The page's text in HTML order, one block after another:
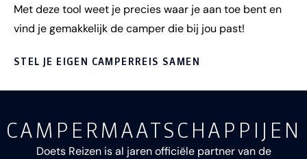
Met deze tool weet je precies waar je aan toe bent en
vind je gemakkelijk de camper die bij jou past!
STEL JE EIGEN CAMPERREIS SAMEN
CAMPERMAATSCHAPPIJEN
Doets Reizen is al jaren officiële partner van de